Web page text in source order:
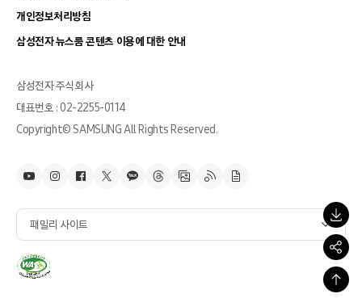
개인정보처리방침
삼성전자 뉴스룸 콘텐츠 이용에 대한 안내
삼성전자 주식회사
대표번호 : 02-2255-0114
Copyright© SAMSUNG All Rights Reserved.
패밀리 사이트